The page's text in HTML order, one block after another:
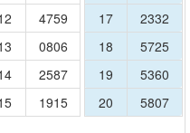
4759
0806
2587
1915
17
2332
18
5725
19
5360
20
5807